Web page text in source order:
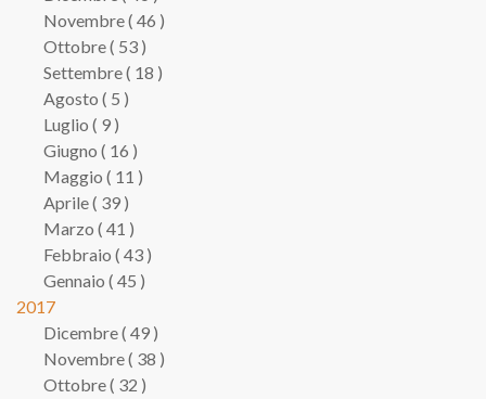
Novembre ( 46 )
Ottobre ( 53 )
Settembre ( 18 )
Agosto ( 5 )
Luglio ( 9 )
Giugno ( 16 )
Maggio ( 11 )
Aprile ( 39 )
Marzo ( 41 )
Febbraio ( 43 )
Gennaio ( 45 )
2017
Dicembre ( 49 )
Novembre ( 38 )
Ottobre ( 32 )